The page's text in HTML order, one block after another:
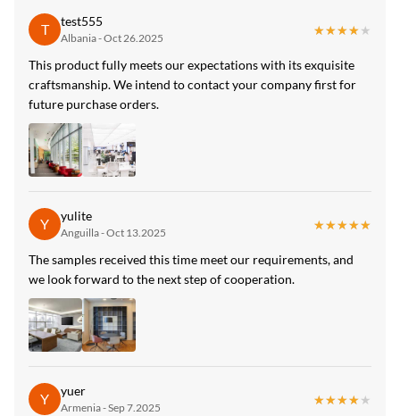
High Light:
Högglans PET-pvc-marmorväggpaneler
Badrumsväggpaneler i högglans pvc-marmor,
Badrums- högblank bambukolskiva
T test555
Albania - Oct 26.2025
★★★★★
★★★★★
This product fully meets our expectations with its exquisite
craftsmanship. We intend to contact your company first for
future purchase orders.
Y yulite
Anguilla - Oct 13.2025
★★★★★
★★★★★
The samples received this time meet our requirements, and
we look forward to the next step of cooperation.
Y yuer
Armenia - Sep 7.2025
★★★★★
★★★★★